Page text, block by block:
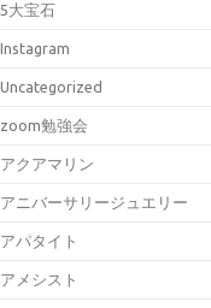
5大宝石
Instagram
Uncategorized
zoom勉強会
アクアマリン
アニバーサリージュエリー
アパタイト
アメシスト